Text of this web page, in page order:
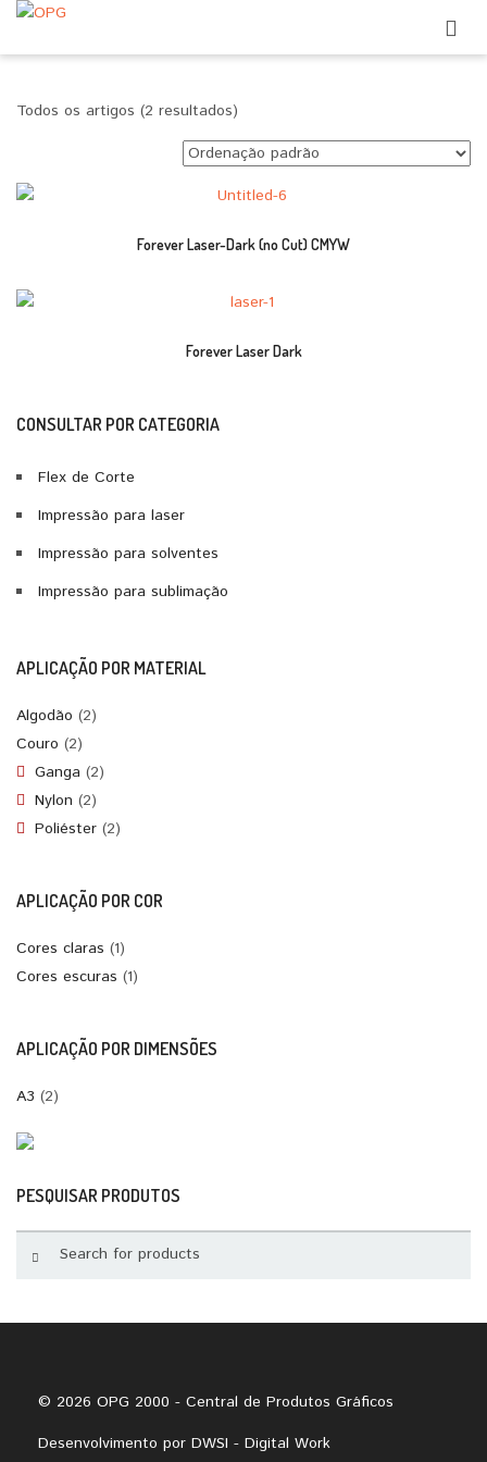
Todos os artigos (2 resultados)
Forever Laser-Dark (no Cut) CMYW
Forever Laser Dark
CONSULTAR POR CATEGORIA
Flex de Corte
Impressão para laser
Impressão para solventes
Impressão para sublimação
APLICAÇÃO POR MATERIAL
Algodão (2)
Couro (2)
Ganga (2)
Nylon (2)
Poliéster (2)
APLICAÇÃO POR COR
Cores claras (1)
Cores escuras (1)
APLICAÇÃO POR DIMENSÕES
A3 (2)
PESQUISAR PRODUTOS
© 2026 OPG 2000 - Central de Produtos Gráficos
Desenvolvimento por DWSI - Digital Work